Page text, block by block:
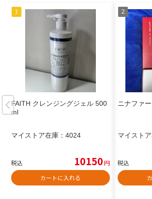
FAITH クレンジングジェル 500
ml
マイストア在庫： 4024
税込 10150円
カートに入れる
ニナファ
マイストア
税込